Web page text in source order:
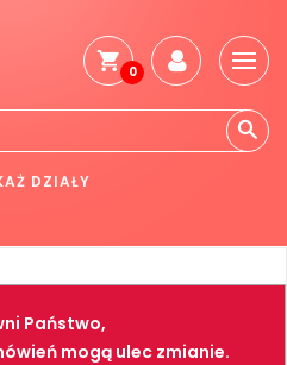
0
DZIAŁY
SPAWALNICTWO
PNEUMATYKA
Państwo,
mogą ulec zmianie.